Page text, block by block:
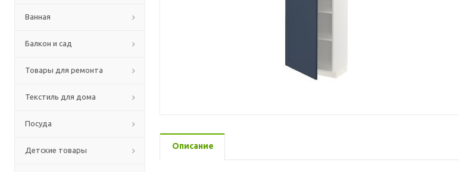
Ванная
Балкон и сад
Товары для ремонта
Текстиль для дома
Посуда
Детские товары Описание